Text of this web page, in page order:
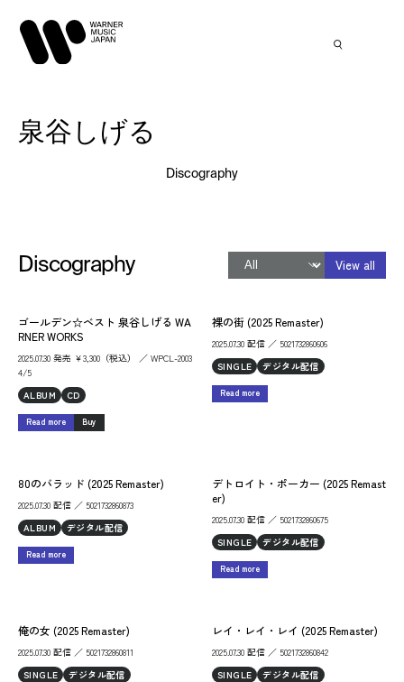
泉谷しげる
Discography
Discography View all
ゴールデン☆ベスト 泉谷しげる WA
RNER WORKS
2025.07.30 発売 ￥3,300（税込） ／ WPCL-2003
4/5
ALBUM
CD
Read more Buy
裸の街 (2025 Remaster)
2025.07.30 配信 ／ 5021732860606
SINGLE
デジタル配信
Read more
80のバラッド (2025 Remaster)
2025.07.30 配信 ／ 5021732860873
ALBUM
デジタル配信
Read more
デトロイト・ポーカー (2025 Remast
er)
2025.07.30 配信 ／ 5021732860675
SINGLE
デジタル配信
Read more
俺の女 (2025 Remaster)
2025.07.30 配信 ／ 5021732860811
SINGLE
デジタル配信
レイ・レイ・レイ (2025 Remaster)
2025.07.30 配信 ／ 5021732860842
SINGLE
デジタル配信